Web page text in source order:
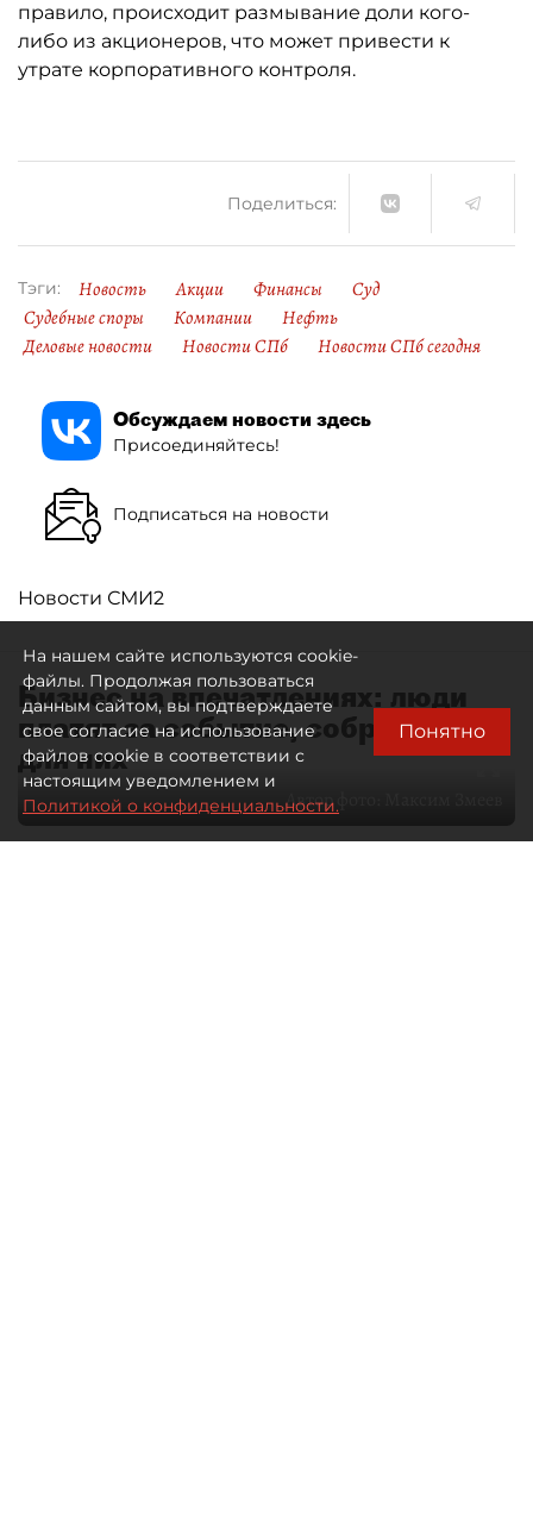
правило, происходит размывание доли кого-
либо из акционеров, что может привести к
утрате корпоративного контроля.
Поделиться:
Тэги: Новость Акции Финансы
Суд
Судебные споры
Компании
Нефть
Деловые новости
Новости СПб Новости СПб сегодня
Обсуждаем новости здесь
Присоединяйтесь!
Подписаться на новости
Новости СМИ2
Бизнес на впечатлениях: люди
платят за событие, собранное
для них
Автор фото:
На нашем сайте используются cookie-
файлы. Продолжая пользоваться
данным сайтом, вы подтверждаете
свое согласие на использование
файлов cookie в соответствии с
настоящим уведомлением и
Политикой о конфиденциальности.
Понятно